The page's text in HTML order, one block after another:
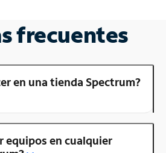
frecuentes
en una tienda Spectrum?
equipos en cualquier